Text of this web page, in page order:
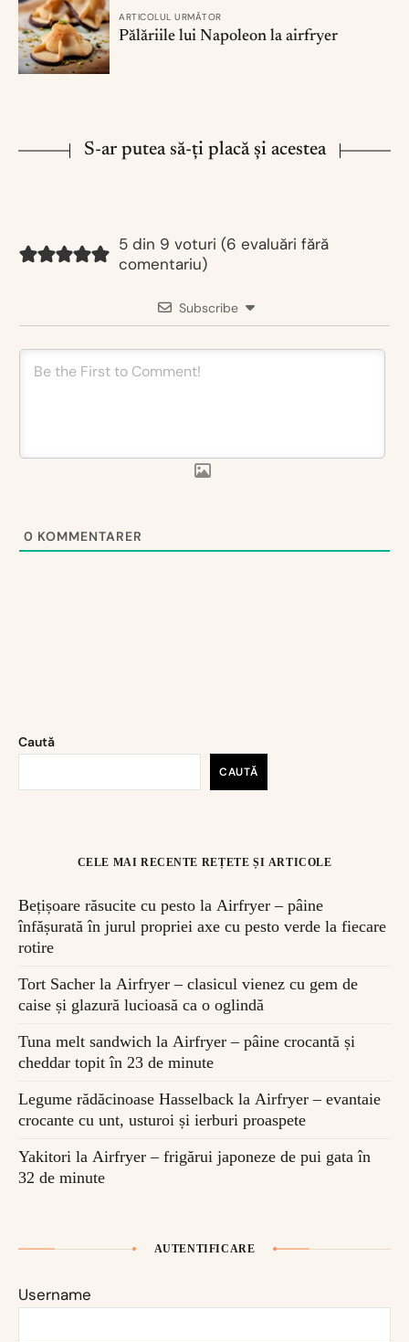
ARTICOLUL URMĂTOR
Pălăriile lui Napoleon la airfryer
S-ar putea să-ți placă și acestea
5 din 9 voturi (6 evaluări fără
comentariu)
Subscribe
0 KOMMENTARER
Caută
CAUTĂ
CELE MAI RECENTE REȚETE ȘI ARTICOLE
Bețișoare răsucite cu pesto la Airfryer – pâine
înfășurată în jurul propriei axe cu pesto verde la fiecare
rotire
Tort Sacher la Airfryer – clasicul vienez cu gem de
caise și glazură lucioasă ca o oglindă
Tuna melt sandwich la Airfryer – pâine crocantă și
cheddar topit în 23 de minute
Legume rădăcinoase Hasselback la Airfryer – evantaie
crocante cu unt, usturoi și ierburi proaspete
Yakitori la Airfryer – frigărui japoneze de pui gata în
32 de minute
AUTENTIFICARE
Username